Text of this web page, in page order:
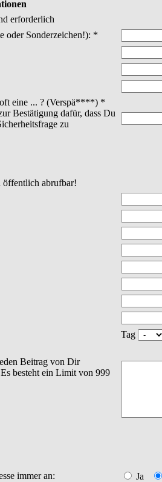
erforderlich
oder Sonderzeichen!): *
eine ... ? (Verspä****) *
Bestätigung dafür, dass Du
zu
öffentlich abrufbar!
Tag
Beitrag von Dir
besteht ein Limit von 999
immer an:
Ja